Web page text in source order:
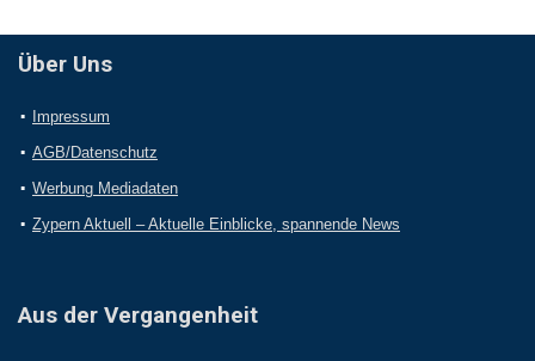
Über Uns
Impressum
AGB/Datenschutz
Werbung Mediadaten
Zypern Aktuell – Aktuelle Einblicke, spannende News
Aus der Vergangenheit